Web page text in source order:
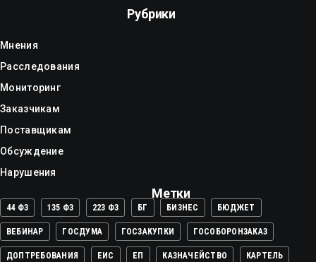
Рубрики
Мнения
Расследования
Мониторинг
Заказчикам
Поставщикам
Обсуждение
Нарушения
Метки
44 ФЗ 135 ФЗ 223 ФЗ БГ БИЗНЕС БЮДЖЕТ
ВЕБИНАР ГОСДУМА ГОСЗАКУПКИ ГОСОБОРОНЗАКАЗ
ДОПТРЕБОВАНИЯ ЕИС ЕП КАЗНАЧЕЙСТВО КАРТЕЛЬ